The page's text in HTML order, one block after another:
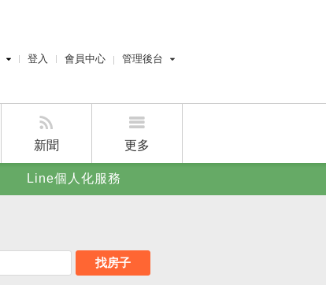
登入 會員中心 管理後台
屋主管理後台
新聞 更多
賣屋刊登
Line個人化服務
找房子